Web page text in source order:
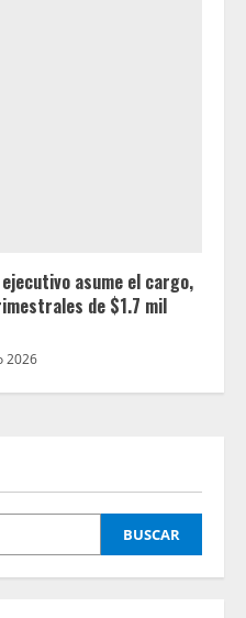
asume el cargo,
de $1.7 mil
2026
BUSCAR